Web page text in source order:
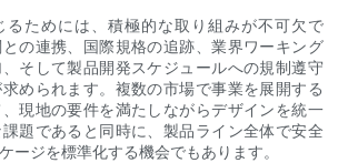
るためには、積極的な取り組みが不可欠で
の連携、国際規格の追跡、業界ワーキング
そして製品開発スケジュールへの規制遵守
められます。複数の市場で事業を展開する
現地の要件を満たしながらデザインを統一
題であると同時に、製品ライン全体で安全
ージを標準化する機会でもあります。